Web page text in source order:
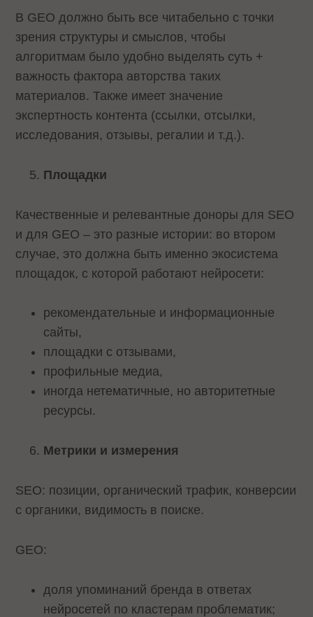
В GEO должно быть все читабельно с точки
зрения структуры и смыслов, чтобы
алгоритмам было удобно выделять суть +
важность фактора авторства таких
материалов. Также имеет значение
экспертность контента (ссылки, отсылки,
исследования, отзывы, регалии и т.д.).
Площадки
Качественные и релевантные доноры для SEO
и для GEO – это разные истории: во втором
случае, это должна быть именно экосистема
площадок, с которой работают нейросети:
рекомендательные и информационные
сайты,
площадки с отзывами,
профильные медиа,
иногда нетематичные, но авторитетные
ресурсы.
Метрики и измерения
SEO: позиции, органический трафик, конверсии
с органики, видимость в поиске.
GEO:
доля упоминаний бренда в ответах
нейросетей по кластерам проблематик;